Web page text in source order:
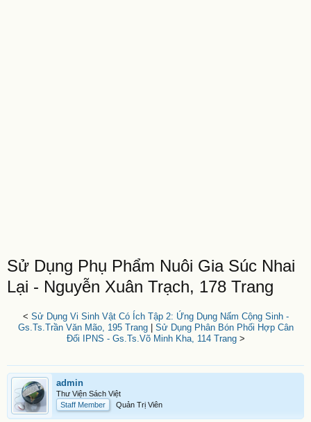
Sử Dụng Phụ Phẩm Nuôi Gia Súc Nhai
Lại - Nguyễn Xuân Trạch, 178 Trang
< Sử Dụng Vi Sinh Vật Có Ích Tập 2: Ứng Dụng Nấm Cộng Sinh -
Gs.Ts.Trần Văn Mão, 195 Trang| Sử Dụng Phân Bón Phối Hợp Cân
Đối IPNS - Gs.Ts.Võ Minh Kha, 114 Trang>
admin
Thư Viện Sách Việt
Staff Member
Quản Trị Viên